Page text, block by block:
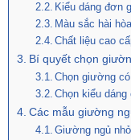
Kiểu dáng đơn
Màu sắc hài
Chất liệu cao
Bí quyết chọn
Chọn giường
Chọn kiểu
Các mẫu giường
Giường ngủ